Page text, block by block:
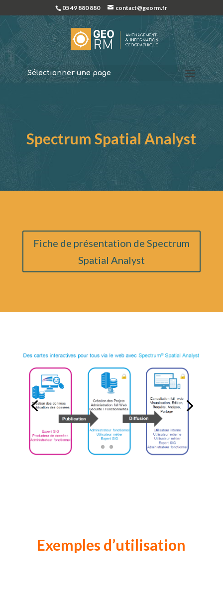
05 49 880 880 contact@georm.fr
Sélectionner une page
Spectrum Spatial Analyst
Fiche de présentation de Spectrum
Spatial Analyst
Exemples d’utilisation